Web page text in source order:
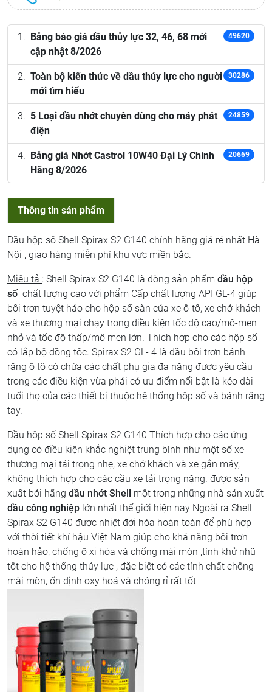
Bảng báo giá dầu thủy lực 32, 46, 68 mới
cập nhật 8/2026
49620
Toàn bộ kiến thức về dầu thủy lực cho người
mới tìm hiểu
30286
5 Loại dầu nhớt chuyên dùng cho máy phát
điện
24859
Bảng giá Nhớt Castrol 10W40 Đại Lý Chính
Hãng 8/2026
20669
Thông tin sản phẩm
Dầu hộp số Shell Spirax S2 G140 chính hãng giá rẻ nhất Hà
Nội , giao hàng miễn phí khu vực miền bắc.
Miêu tả : Shell Spirax S2 G140 là dòng sản phẩm dầu hộp
số chất lượng cao với phẩm Cấp chất lượng API GL-4 giúp
bôi trơn tuyệt hảo cho hộp số sàn của xe ô-tô, xe chở khách
và xe thương mại chạy trong điều kiện tốc độ cao/mô-men
nhỏ và tốc độ thấp/mô men lớn. Thích hợp cho các hộp số
có lắp bộ đồng tốc. Spirax S2 GL- 4 là dầu bôi trơn bánh
răng ô tô có chứa các chất phụ gia đa năng được yêu cầu
trong các điều kiện vừa phải có ưu điểm nổi bật là kéo dài
tuổi thọ của các thiết bị thuộc hệ thống hộp số và bánh răng
tay.
Dầu hộp số Shell Spirax S2 G140 Thích hợp cho các ứng
dụng có điều kiện khắc nghiệt trung bình như một số xe
thương mại tải trọng nhẹ, xe chở khách và xe gắn máy,
không thích hợp cho các cầu xe tải trọng nặng. được sản
xuất bởi hãng dầu nhớt Shell một trong những nhà sản xuất
dầu công nghiệp lớn nhất thế giới hiện nay Ngoài ra Shell
Spirax S2 G140 được nhiệt đới hóa hoàn toàn để phù hợp
với thời tiết khí hậu Việt Nam giúp cho khả năng bôi trơn
hoàn hảo, chống ô xi hóa và chống mài mòn ,tính khử nhũ
tốt cho hệ thống thủy lực , đặc biệt có các tính chất chống
mài mòn, ổn định oxy hoá và chóng rỉ rất tốt